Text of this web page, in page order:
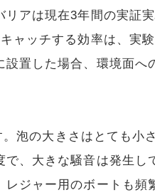
アは現在3年間の実証実
ャッチする効率は、実
置した場合、環境面へ
泡の大きさはとても小
、大きな騒音は発生し
ジャー用のボートも頻